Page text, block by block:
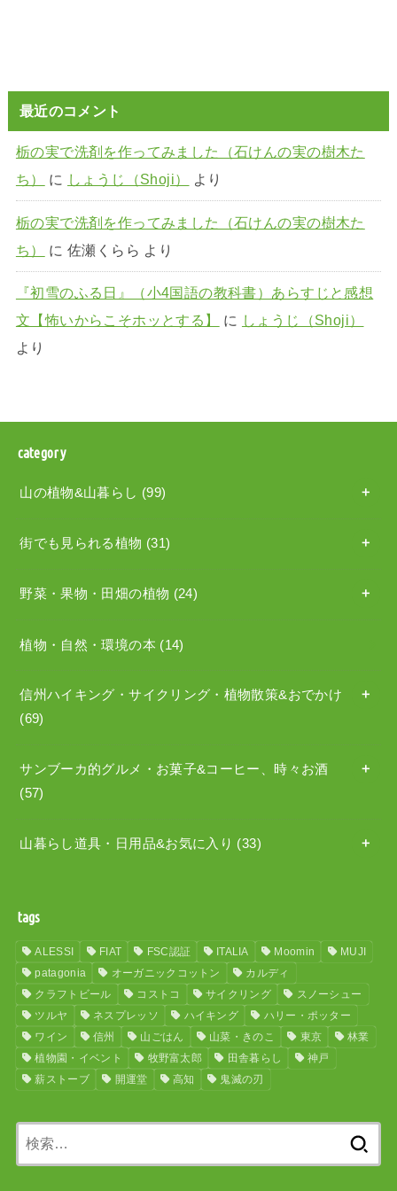
最近のコメント
栃の実で洗剤を作ってみました（石けんの実の樹木た
ち）
に しょうじ（Shoji） より
栃の実で洗剤を作ってみました（石けんの実の樹木た
ち）
に 佐瀬くらら より
『初雪のふる日』（小4国語の教科書）あらすじと感想
文【怖いからこそホッとする】
に しょうじ（Shoji）
より
category
山の植物&山暮らし (99)
街でも見られる植物 (31)
野菜・果物・田畑の植物 (24)
植物・自然・環境の本 (14)
信州ハイキング・サイクリング・植物散策&おでかけ
(69)
サンブーカ的グルメ・お菓子&コーヒー、時々お酒
(57)
山暮らし道具・日用品&お気に入り (33)
tags
ALESSI FIAT FSC認証 ITALIA Moomin
MUJI
patagonia
オーガニックコットン
カルディ
クラフトビール
コストコ サイクリング
スノーシュー
ツルヤ
ネスプレッソ ハイキング
ハリー・ポッター
ワイン
信州 山ごはん 山菜・きのこ 東京
林業
植物園・イベント
牧野富太郎 田舎暮らし
神戸
薪ストーブ
開運堂 高知 鬼滅の刃